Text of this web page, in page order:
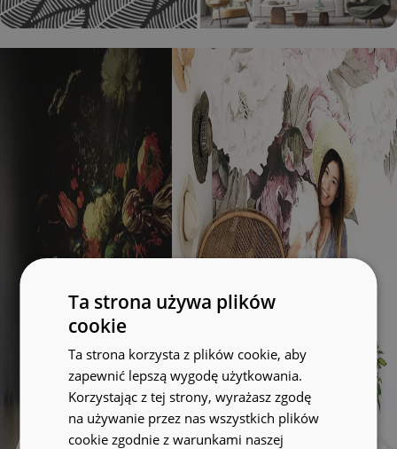
Ta strona używa plików
cookie
Ta strona korzysta z plików cookie, aby
zapewnić lepszą wygodę użytkowania.
Korzystając z tej strony, wyrażasz zgodę
na używanie przez nas wszystkich plików
cookie zgodnie z warunkami naszej